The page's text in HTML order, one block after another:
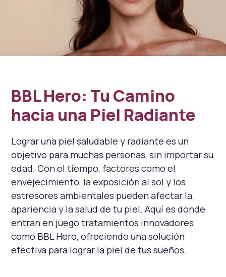
BBL Hero: Tu Camino
hacia una Piel Radiante
Lograr una piel saludable y radiante es un
objetivo para muchas personas, sin importar su
edad. Con el tiempo, factores como el
envejecimiento, la exposición al sol y los
estresores ambientales pueden afectar la
apariencia y la salud de tu piel. Aquí es donde
entran en juego tratamientos innovadores
como BBL Hero, ofreciendo una solución
efectiva para lograr la piel de tus sueños.